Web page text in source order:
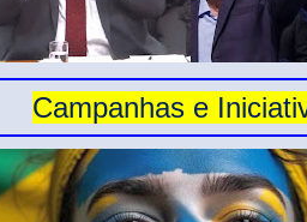
Campanhas e